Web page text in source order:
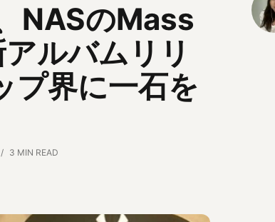
NASのMass
ルバムリリ
プ界に一石を
3 MIN READ